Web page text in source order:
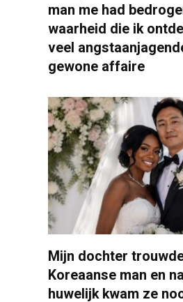
man me had
waarheid die ik
veel
gewone affaire
Mijn dochter
Koreaanse man en
huwelijk kwam ze